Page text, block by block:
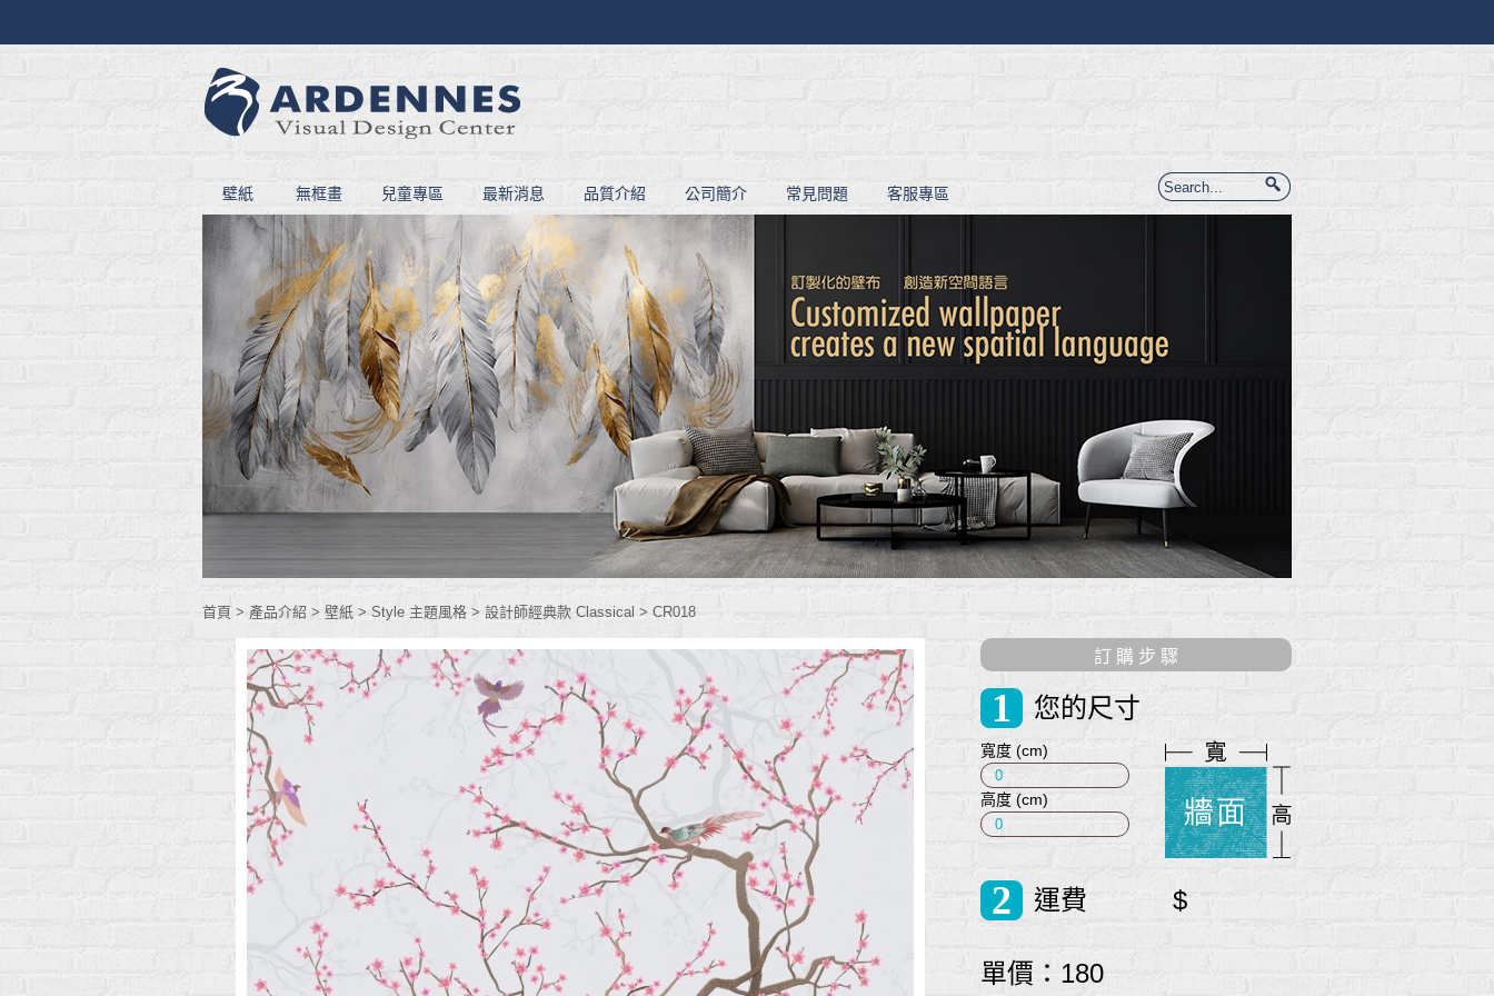
壁紙 無框畫 兒童專區 最新消息 品質介紹 公司簡介 常見問題 客服專區
首頁 > 產品介紹 > 壁紙 > Style 主題風格 > 設計師經典款 Classical > CR018
訂 購 步 驟
1 您的尺寸
寬度 (cm)
高度 (cm)
2 運費 $
單價：180